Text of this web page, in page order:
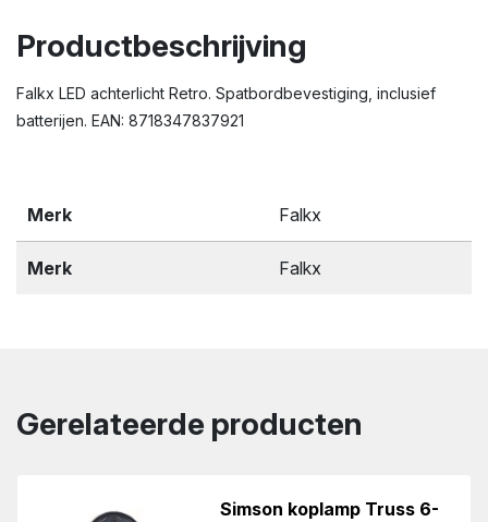
Productbeschrijving
Falkx LED achterlicht Retro. Spatbordbevestiging, inclusief
batterijen. EAN: 8718347837921
Merk Falkx
Merk Falkx
Gerelateerde producten
Simson koplamp Truss 6-